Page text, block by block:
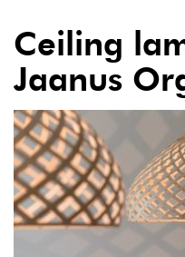
Ceiling
Jaanus